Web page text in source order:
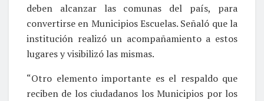
deben alcanzar las comunas del país, para
convertirse en Municipios Escuelas. Señaló que la
institución realizó un acompañamiento a estos
lugares y visibilizó las mismas.
“Otro elemento importante es el respaldo que
reciben de los ciudadanos los Municipios por los